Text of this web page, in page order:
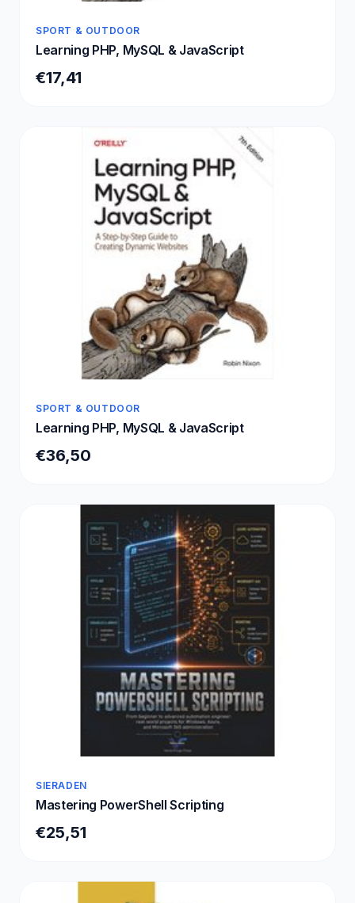
SPORT & OUTDOOR
Learning PHP, MySQL & JavaScript
€17,41
SPORT & OUTDOOR
Learning PHP, MySQL & JavaScript
€36,50
SIERADEN
Mastering PowerShell Scripting
€25,51